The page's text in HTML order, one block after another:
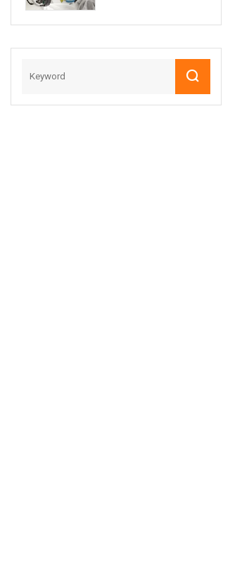
Er Chemie-
Kategorie 3 2XL
Gesundheitswesen